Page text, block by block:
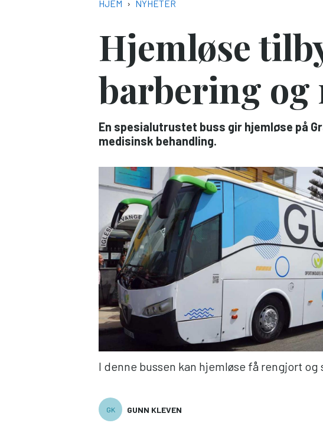
NAVIGASJONSSTI
HJEM NYHETER
Hjemløse
barbering og
En spesialutrustet buss gir hjemløse på
medisinsk behandling.
I denne bussen kan hjemløse få rengjort
GK GUNN KLEVEN